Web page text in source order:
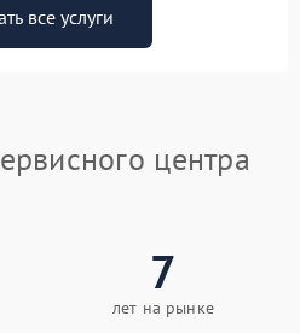
все услуги
центра
7
лет на рынке